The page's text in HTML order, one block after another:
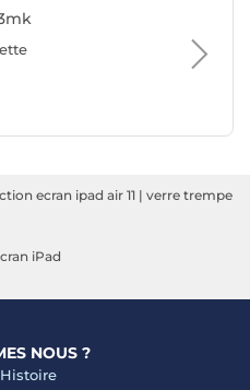
Film
Avizar
ecran ipad air 11 | verre trempe
iPad
NOUS ?